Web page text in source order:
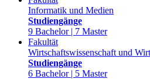
Informatik und Medien
Studiengänge
9 Bachelor | 7 Master
Fakultät
Wirtschaftswissenschaft und
Studiengänge
6 Bachelor | 5 Master